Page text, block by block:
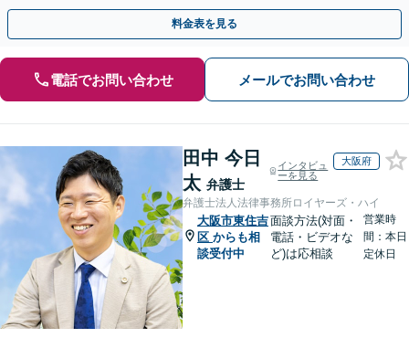
手金の返還保証もありますので安心してご相談ください。
料金表を見る
電話でお問い合わせ メールでお問い合わせ
田中 今日
太 弁護士
インタビュ
ーを見る
大阪府
弁護士法人法律事務所ロイヤーズ・ハイ
大阪市東住吉
区 からも相
談受付中
面談方法(対面・
電話・ビデオな
ど)は応相談
営業時
間：本日
定休日